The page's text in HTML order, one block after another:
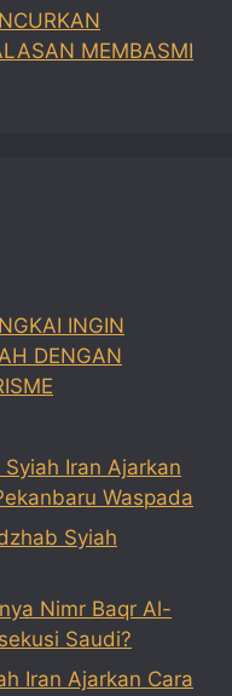
MEMBASMI
INGIN
DENGAN
Syiah Iran Ajarkan
Waspada
Syiah
Nimr Baqr Al-
Saudi?
Iran Ajarkan Cara